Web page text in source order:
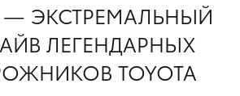
ЭКСТРЕМАЛЬНЫЙ
ЛЕГЕНДАРНЫХ
TOYOTA